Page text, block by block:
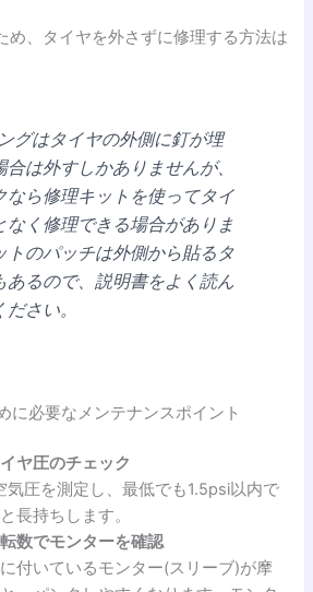
め、タイヤを外さずに修理する方法は
グはタイヤの外側に釘が埋
合は外すしかありませんが、
なら修理キットを使ってタイ
なく修理できる場合がありま
トのパッチは外側から貼るタ
あるので、説明書をよく読ん
さい。
に必要なメンテナンスポイント
ヤ圧のチェック
気圧を測定し、最低でも1.5psi以内で
長持ちします。
数でモンターを確認
付いているモンター(スリーブ)が摩